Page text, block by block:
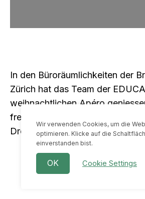
In den Büroräumlichkeiten der
Zürich hat das Team der
weihnachtlichen Apéro
freuen uns auf wirkungsvolles
DreamTeam!
Wir verwenden Cookies, um die
optimieren. Klicke auf die
einverstanden bist.
OK Cookie Settings